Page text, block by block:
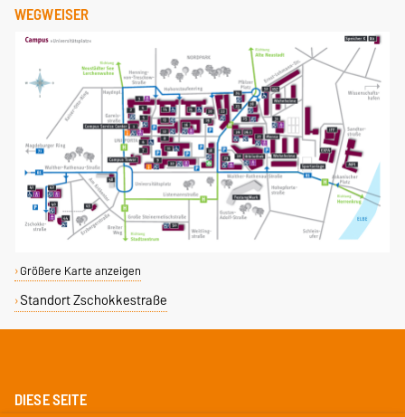
WEGWEISER
Größere Karte anzeigen
Standort Zschokkestraße
DIESE SEITE